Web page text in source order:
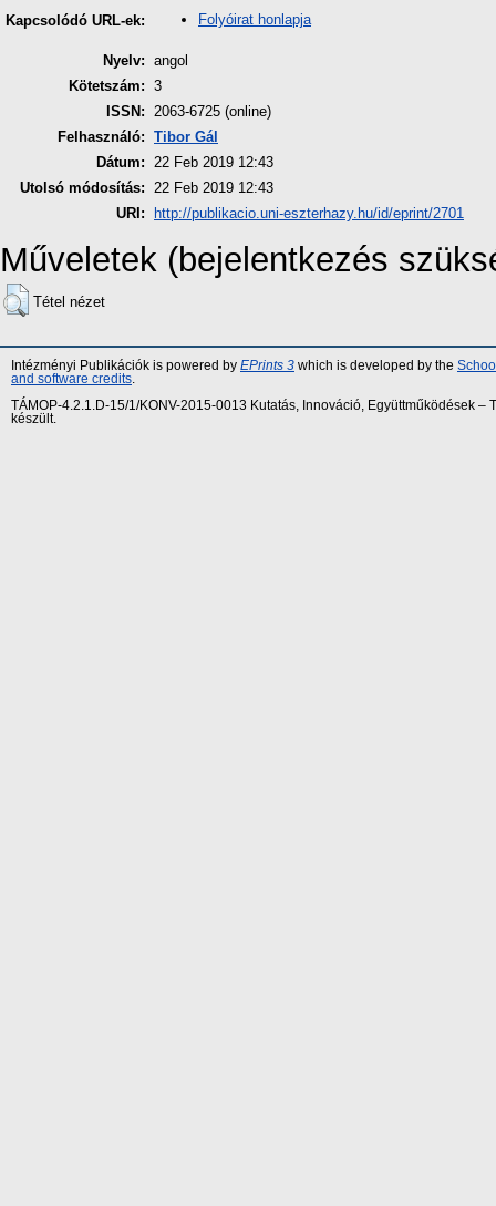
Kapcsolódó URL-ek: Folyóirat honlapja
Nyelv: angol
Kötetszám: 3
ISSN:
2063-6725 (online)
Felhasználó: Tibor Gál
Dátum:
22 Feb 2019 12:43
Utolsó módosítás:
22 Feb 2019 12:43
URI:
http://publikacio.uni-eszterhazy.hu/id/eprint/2701
Műveletek (bejelentkezés
Tétel nézet
Intézményi Publikációk is powered by EPrints 3 which is developed by the
and software credits.
TÁMOP-4.2.1.D-15/1/KONV-2015-0013 Kutatás, Innováció, Együttműködések
készült.